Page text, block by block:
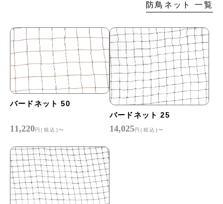
防鳥ネット 一覧
バードネット 50
11,220円(税込)〜
バードネット 25
14,025円(税込)〜